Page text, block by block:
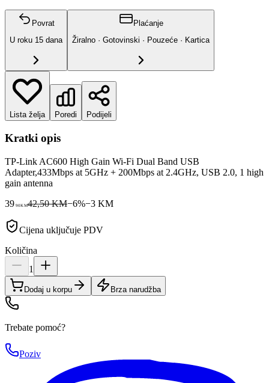
Povrat
U roku 15 dana
Plaćanje
Žiralno · Gotovinski · Pouzeće · Kartica
Lista želja Poredi Podijeli
Kratki opis
TP-Link AC600 High Gain Wi-Fi Dual Band USB
Adapter,433Mbps at 5GHz + 200Mbps at 2.4GHz, USB 2.0, 1 high
gain antenna
39 90KM42,50 KM−6%−3KM
Cijena uključuje PDV
Količina
1
Dodaj u korpu Brza narudžba
Trebate pomoć?
Poziv